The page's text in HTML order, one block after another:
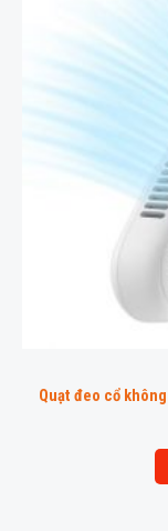
Quạt đeo cổ